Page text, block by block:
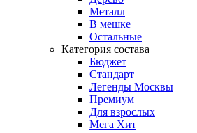
Металл
В мешке
Остальные
Категория состава
Бюджет
Стандарт
Легенды Москвы
Премиум
Для взрослых
Мега Хит